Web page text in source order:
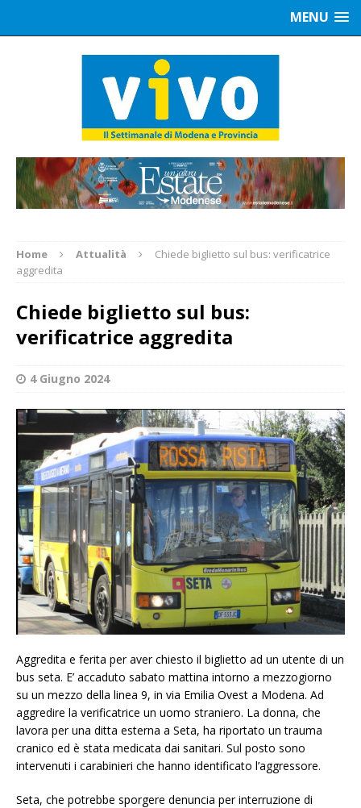
MENU
Home Attualità
Chiede biglietto sul bus: verificatrice
aggredita
Chiede biglietto sul bus:
verificatrice aggredita
4 Giugno 2024
Aggredita e ferita per aver chiesto il biglietto ad un utente di un
bus seta. E’ accaduto sabato mattina intorno a mezzogiorno
su un mezzo della linea 9, in via Emilia Ovest a Modena. Ad
aggredire la verificatrice un uomo straniero. La donna, che
lavora per una ditta esterna a Seta, ha riportato un trauma
cranico ed è stata medicata dai sanitari. Sul posto sono
intervenuti i carabinieri che hanno identificato l’aggressore.
Seta, che potrebbe sporgere denuncia per interruzione di